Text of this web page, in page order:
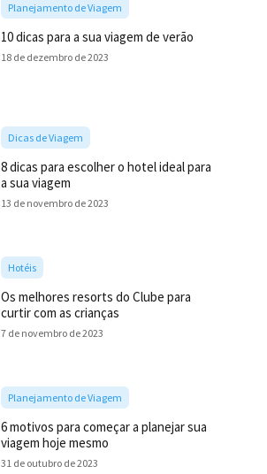
Planejamento de Viagem
10 dicas para a sua viagem de verão
18 de dezembro de 2023
Dicas de Viagem
8 dicas para escolher o hotel ideal para
a sua viagem
13 de novembro de 2023
Hotéis
Os melhores resorts do Clube para
curtir com as crianças
7 de novembro de 2023
Planejamento de Viagem
6 motivos para começar a planejar sua
viagem hoje mesmo
31 de outubro de 2023